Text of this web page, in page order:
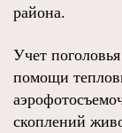
района.
Учет
помощи
скоплений